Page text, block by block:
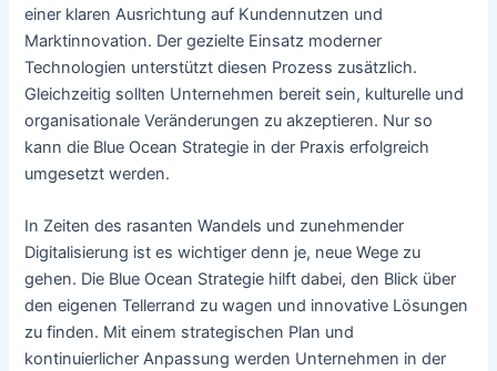
einer klaren Ausrichtung auf Kundennutzen und
Marktinnovation. Der gezielte Einsatz moderner
Technologien unterstützt diesen Prozess zusätzlich.
Gleichzeitig sollten Unternehmen bereit sein, kulturelle und
organisationale Veränderungen zu akzeptieren. Nur so
kann die Blue Ocean Strategie in der Praxis erfolgreich
umgesetzt werden.
In Zeiten des rasanten Wandels und zunehmender
Digitalisierung ist es wichtiger denn je, neue Wege zu
gehen. Die Blue Ocean Strategie hilft dabei, den Blick über
den eigenen Tellerrand zu wagen und innovative Lösungen
zu finden. Mit einem strategischen Plan und
kontinuierlicher Anpassung werden Unternehmen in der